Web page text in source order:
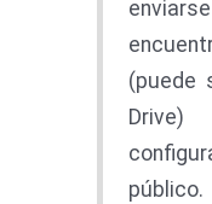
(puede
Drive)
público.